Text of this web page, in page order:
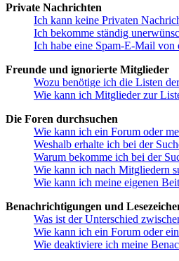
Private Nachrichten
Ich kann keine Privaten
Ich bekomme ständig
Ich habe eine Spam-E-Mail von
Freunde und ignorierte Mitglieder
Wozu benötige ich die Listen
Wie kann ich Mitglieder zur
Die Foren durchsuchen
Wie kann ich ein Forum oder
Weshalb erhalte ich bei der
Warum bekomme ich bei der
Wie kann ich nach Mitgliedern
Wie kann ich meine eigenen
Benachrichtigungen und
Was ist der Unterschied
Wie kann ich ein Forum oder
Wie deaktiviere ich meine